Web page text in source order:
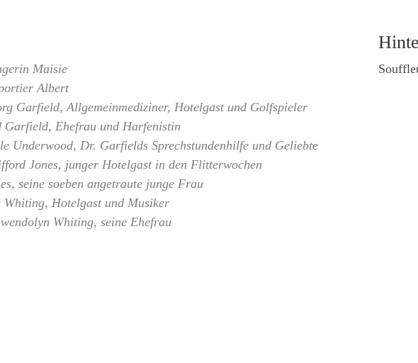
Maisie
Albert
Garfield, Allgemeinmediziner, Hotelgast und Golfspieler
Garfield, Ehefrau und Harfenistin
Underwood, Dr. Garfields Sprechstundenhilfe und Geliebte
Jones, junger Hotelgast in den Flitterwochen
seine soeben angetraute junge Frau
Whiting, Hotelgast und Musiker
Whiting, seine Ehefrau